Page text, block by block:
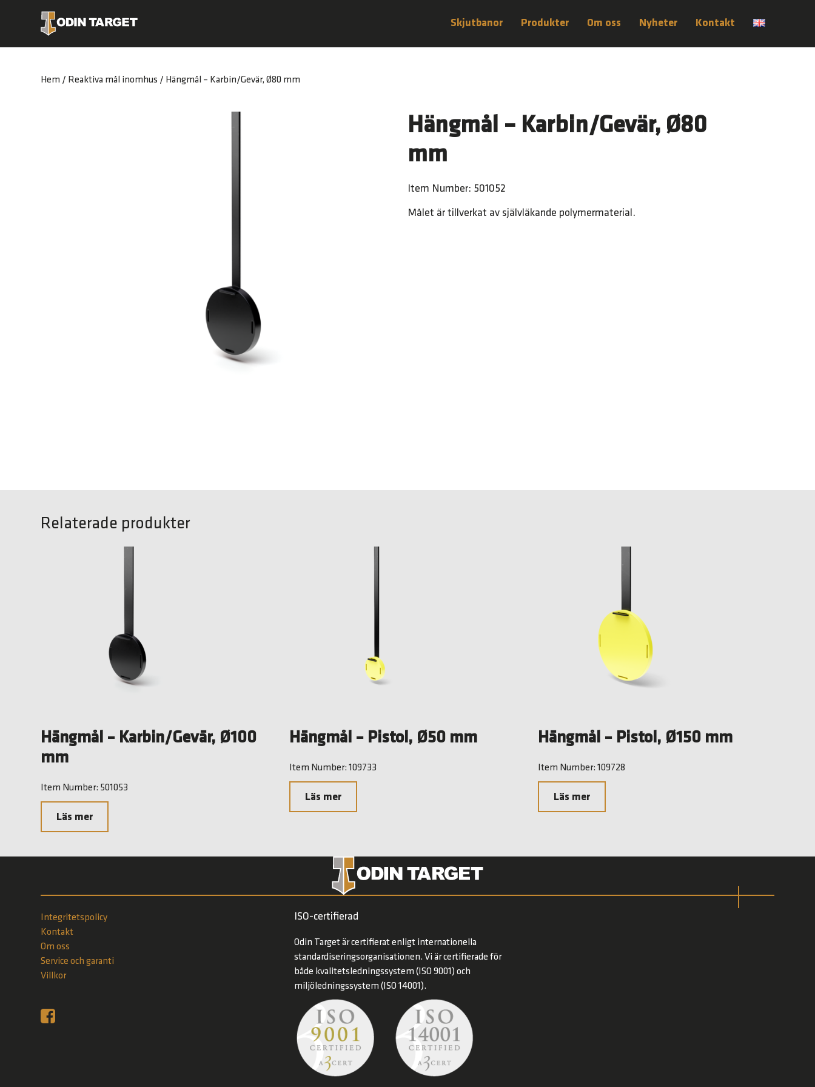
Skjutbanor Produkter Om oss Nyheter Kontakt
Hem / Reaktiva mål inomhus / Hängmål – Karbin/Gevär, Ø80 mm
Hängmål – Karbin/Gevär, Ø80
mm
Item Number: 501052
Målet är tillverkat av självläkande polymermaterial.
Relaterade produkter
Hängmål – Karbin/Gevär, Ø100
mm
Item Number: 501053
Läs mer
Hängmål – Pistol, Ø50 mm
Item Number: 109733
Läs mer
Hängmål – Pistol, Ø150 mm
Item Number: 109728
Läs mer
Integritetspolicy
Kontakt
Om oss
Service och garanti
Villkor
ISO-certifierad
Odin Target är certifierat enligt internationella
standardiseringsorganisationen. Vi är certifierade för
både kvalitetsledningssystem (ISO 9001) och
miljöledningssystem (ISO 14001).